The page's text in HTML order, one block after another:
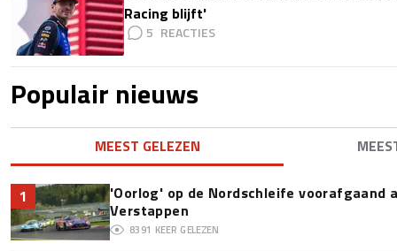
Racing blijft'
5
Populair nieuws
MEEST GELEZEN
1
'Oorlog' op de Nordschleife voorafgaand
Verstappen
8391 KEER GELEZEN